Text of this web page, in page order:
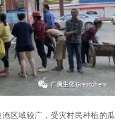
区域较广，受灾村民种植的瓜